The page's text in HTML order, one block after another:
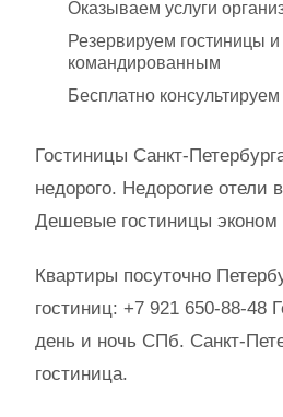
Оказываем услуги
Резервируем гостиницы
командированным
Бесплатно консультируем
Гостиницы Санкт-
недорого. Недорогие отели
Дешевые гостиницы эконом
Квартиры посуточно
гостиниц: +7 921 650-88-
день и ночь СПб. Санкт-
гостиница.